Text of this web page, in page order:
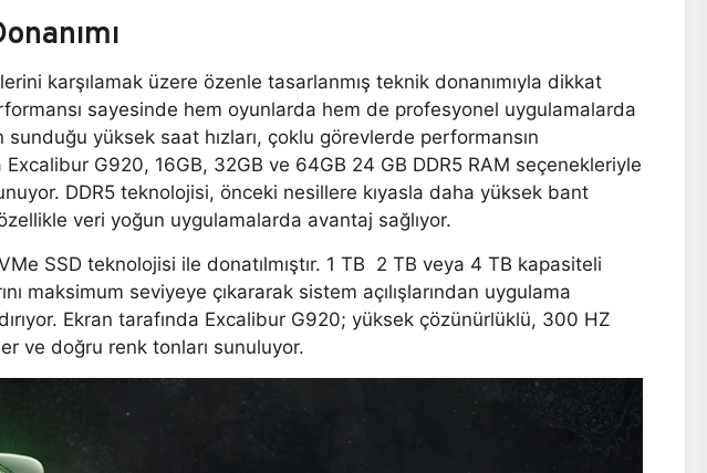
karşılamak üzere özenle tasarlanmış teknik donanımıyla dikkat
sayesinde hem oyunlarda hem de profesyonel uygulamalarda
yüksek saat hızları, çoklu görevlerde performansın
G920, 16GB, 32GB ve 64GB 24 GB DDR5 RAM seçenekleriyle
DDR5 teknolojisi, önceki nesillere kıyasla daha yüksek bant
veri yoğun uygulamalarda avantaj sağlıyor.
SSD teknolojisi ile donatılmıştır. 1 TB 2 TB veya 4 TB kapasiteli
maksimum seviyeye çıkararak sistem açılışlarından uygulama
Ekran tarafında Excalibur G920; yüksek çözünürlüklü, 300 HZ
ve doğru renk tonları sunuluyor.